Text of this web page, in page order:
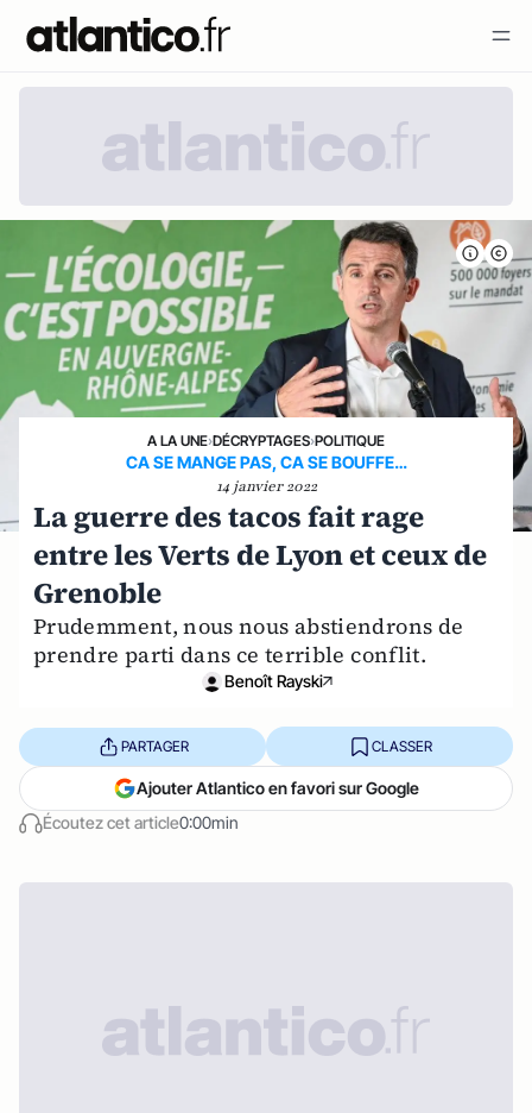
A LA UNE›DÉCRYPTAGES›POLITIQUE
CA SE MANGE PAS, CA SE BOUFFE…
14 janvier 2022
La guerre des tacos fait rage
entre les Verts de Lyon et ceux de
Grenoble
Prudemment, nous nous abstiendrons de
prendre parti dans ce terrible conflit.
Benoît Rayski
Écoutez cet article0:00min
PARTAGER CLASSER
Ajouter Atlantico en favori sur Google